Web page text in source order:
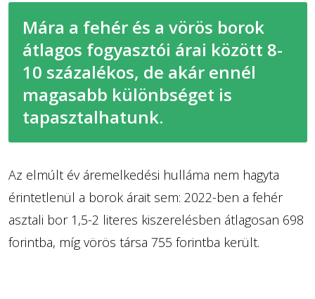
Mára a fehér és a vörös borok
átlagos fogyasztói árai között 8-
10 százalékos, de akár ennél
magasabb különbséget is
tapasztalhatunk.
Az elmúlt év áremelkedési hulláma nem hagyta
érintetlenül a borok árait sem: 2022-ben a fehér
asztali bor 1,5-2 literes kiszerelésben átlagosan 698
forintba, míg vörös társa 755 forintba került.